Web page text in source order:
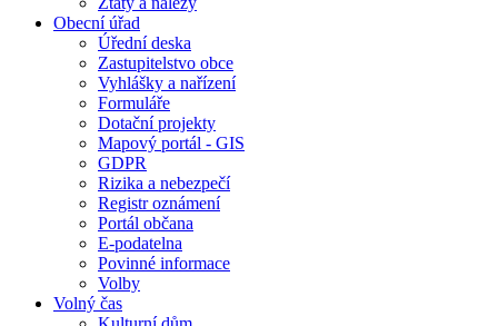
Obecní úřad
Úřední deska
Zastupitelstvo obce
Vyhlášky a nařízení
Formuláře
Dotační projekty
Mapový portál - GIS
GDPR
Rizika a nebezpečí
Registr oznámení
Portál občana
E-podatelna
Povinné informace
Volby
Volný čas